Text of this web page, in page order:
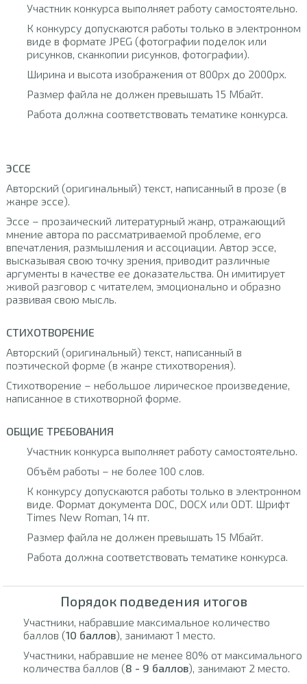
Участник конкурса выполняет работу самостоятельно.
К конкурсу допускаются работы только в электронном
виде в формате JPEG (фотографии поделок или
рисунков, сканкопии рисунков, фотографии).
Ширина и высота изображения от 800px до 2000px.
Размер файла не должен превышать 15 Мбайт.
Работа должна соответствовать тематике конкурса.
ЭССЕ
Авторский (оригинальный) текст, написанный в прозе (в
жанре эссе).
Эссе – прозаический литературный жанр, отражающий
мнение автора по рассматриваемой проблеме, его
впечатления, размышления и ассоциации. Автор эссе,
высказывая свою точку зрения, приводит различные
аргументы в качестве ее доказательства. Он имитирует
живой разговор с читателем, эмоционально и образно
развивая свою мысль.
СТИХОТВОРЕНИЕ
Авторский (оригинальный) текст, написанный в
поэтической форме (в жанре стихотворения).
Стихотворение – небольшое лирическое произведение,
написанное в стихотворной форме.
ОБЩИЕ ТРЕБОВАНИЯ
Участник конкурса выполняет работу самостоятельно.
Объём работы – не более 100 слов.
К конкурсу допускаются работы только в электронном
виде. Формат документа DOC, DOCX или ODT. Шрифт
Times New Roman, 14 пт.
Размер файла не должен превышать 15 Мбайт.
Работа должна соответствовать тематике конкурса.
Порядок подведения итогов
Участники, набравшие максимальное количество
баллов (10 баллов), занимают 1 место.
Участники, набравшие не менее 80% от максимального
количества баллов (8 - 9 баллов), занимают 2 место.